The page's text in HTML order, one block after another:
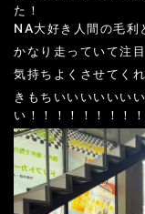
た！
NA大好き人間の毛
かなり走っていて注
気持ちよくさせてく
きもちいいいいいい
い！！！！！！！！